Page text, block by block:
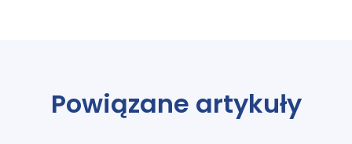
Powiązane artykuły